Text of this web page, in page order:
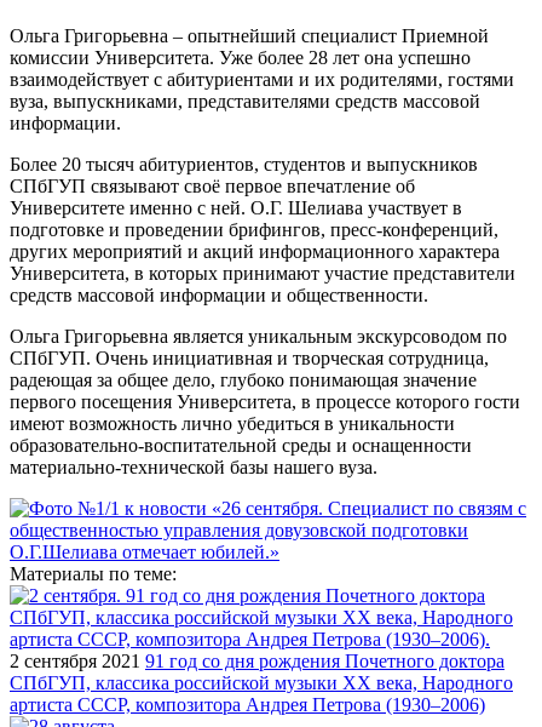
Ольга Григорьевна – опытнейший специалист Приемной
комиссии Университета. Уже более 28 лет она успешно
взаимодействует с абитуриентами и их родителями, гостями
вуза, выпускниками, представителями средств массовой
информации.
Более 20 тысяч абитуриентов, студентов и выпускников
СПбГУП связывают своё первое впечатление об
Университете именно с ней. О.Г. Шелиава участвует в
подготовке и проведении брифингов, пресс-конференций,
других мероприятий и акций информационного характера
Университета, в которых принимают участие представители
средств массовой информации и общественности.
Ольга Григорьевна является уникальным экскурсоводом по
СПбГУП. Очень инициативная и творческая сотрудница,
радеющая за общее дело, глубоко понимающая значение
первого посещения Университета, в процессе которого гости
имеют возможность лично убедиться в уникальности
образовательно-воспитательной среды и оснащенности
материально-технической базы нашего вуза.
Материалы по теме:
2 сентября 2021 91 год со дня рождения Почетного доктора
СПбГУП, классика российской музыки ХХ века, Народного
артиста СССР, композитора Андрея Петрова (1930–2006)